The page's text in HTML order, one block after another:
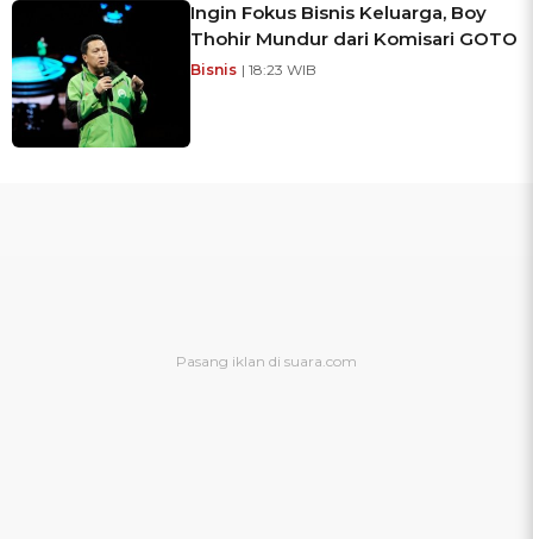
Ingin Fokus Bisnis Keluarga, Boy
Thohir Mundur dari Komisari GOTO
Bisnis | 18:23 WIB